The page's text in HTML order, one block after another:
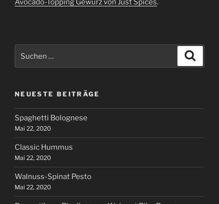
Avocado-Topping Gewürz von Just Spices.
nach:
NEUESTE BEITRÄGE
Spaghetti Bolognese
Mai 22, 2020
Classic Hummus
Mai 22, 2020
Walnuss-Spinat Pesto
Mai 22, 2020